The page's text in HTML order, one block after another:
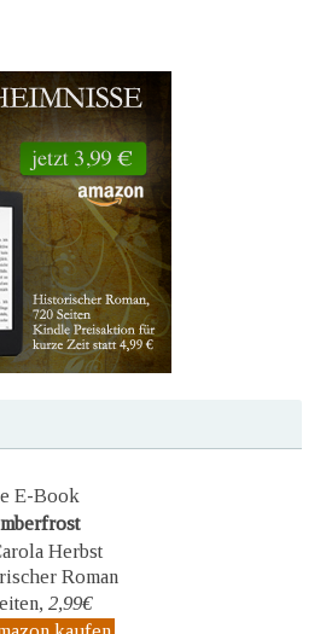
E-Book
Herbst
Roman
2,99€